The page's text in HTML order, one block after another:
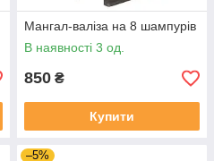
Мангал-валіза на 8 шампурів
В наявності 3 од.
850 ₴
Купити
–5%